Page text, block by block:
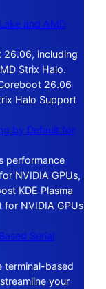
and AMD
26.06, including
Strix Halo.
26.06
Halo Support
by Default for
performance
NVIDIA GPUs,
KDE Plasma
for NVIDIA GPUs
Serial
terminal-based
your